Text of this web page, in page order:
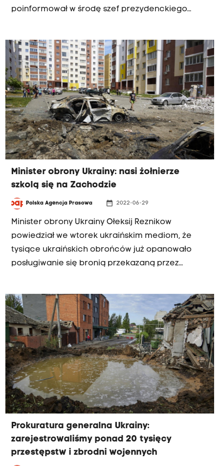
poinformował w środę szef prezydenckiego
Minister obrony Ukrainy: nasi żołnierze
szkolą się na Zachodzie
Polska Agencja Prasowa date_range 2022-06-29
Minister obrony Ukrainy Ołeksij Reznikow
powiedział we wtorek ukraińskim mediom, że
tysiące ukraińskich obrońców już opanowało
posługiwanie się bronią przekazaną przez
broń w ich rękach staje się jeszcze
skuteczniejsza, cytuje ministra Ukraińska Prawda.
Prokuratura generalna Ukrainy:
zarejestrowaliśmy ponad 20 tysięcy
przestępstw i zbrodni wojennych